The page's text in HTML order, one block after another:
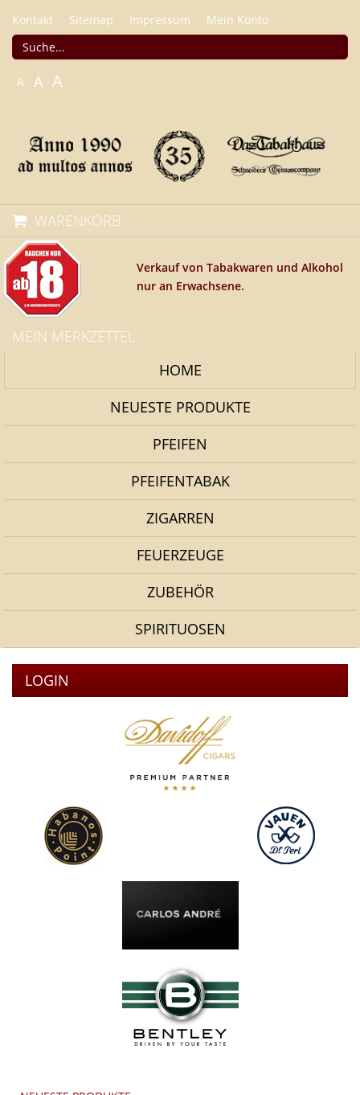
Kontakt Sitemap Impressum Mein Konto
A A A
WARENKORB
Verkauf von Tabakwaren und Alkohol
nur an Erwachsene.
MEIN MERKZETTEL
HOME
NEUESTE PRODUKTE
PFEIFEN
PFEIFENTABAK
ZIGARREN
FEUERZEUGE
ZUBEHÖR
SPIRITUOSEN
LOGIN